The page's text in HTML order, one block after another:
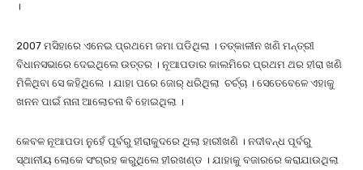
।
2007 ମସିହାରେ ଏନେଇ ପ୍ରଥମେ ଜମା ପଡିଥିଲା । ତତ୍କାଳୀନ ଖଣି ମନ୍ତ୍ରୀ
ବିଧାନସଭାରେ ଦେଇଥିଲେ ଉତ୍ତର । ନୂଆପଡାର କାଲମିରେ ପ୍ରଥମ ଥର ହୀରା ଖଣି
ମିଳିଥିବା ସେ କହିଥିଲେ । ଯାହା ପରେ ଜୋର୍ ଧରିଥିଲା ଚର୍ଚ୍ଚା । ସେତେବେଳେ ଏହାକୁ
ଖନନ ପାଇଁ ନାନା ଆଲୋଚନା ବି ହୋଇଥିଲା ।
କେବଳ ନୂଆପଡା ନୁହେଁ ପୂର୍ବରୁ ହୀରାକୁଦରେ ଥିଲା ହାରୀଖଣି । ନଦୀବନ୍ଧ ପୂର୍ବରୁ
ସ୍ଥାନୀୟ ଲୋକେ ସଂଗ୍ରହ କରୁଥିଲେ ହୀରଖଣ୍ଡ । ଯାହାକୁ ବଜାରରେ କରାଯାଉଥିଲା